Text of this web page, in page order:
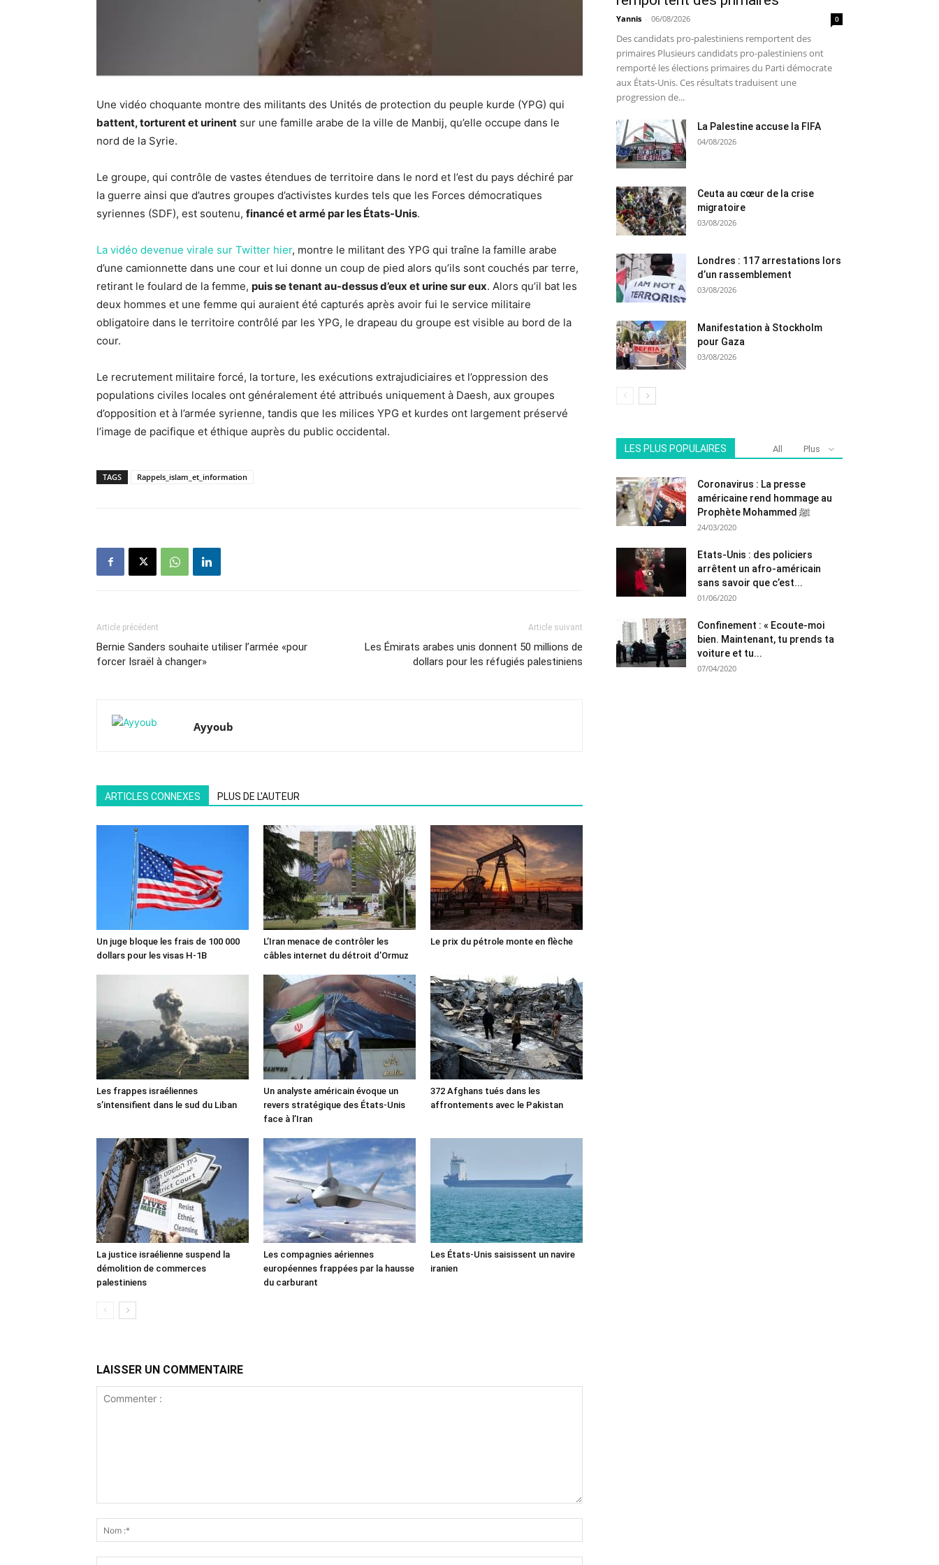
Une vidéo choquante montre des militants des Unités de protection du peuple kurde (YPG) qui
battent, torturent et urinent sur une famille arabe de la ville de Manbij, qu’elle occupe dans le
nord de la Syrie.
Le groupe, qui contrôle de vastes étendues de territoire dans le nord et l’est du pays déchiré par
la guerre ainsi que d’autres groupes d’activistes kurdes tels que les Forces démocratiques
syriennes (SDF), est soutenu, financé et armé par les États-Unis.
La vidéo devenue virale sur Twitter hier, montre le militant des YPG qui traîne la famille arabe
d’une camionnette dans une cour et lui donne un coup de pied alors qu’ils sont couchés par terre,
retirant le foulard de la femme, puis se tenant au-dessus d’eux et urine sur eux. Alors qu’il bat les
deux hommes et une femme qui auraient été capturés après avoir fui le service militaire
obligatoire dans le territoire contrôlé par les YPG, le drapeau du groupe est visible au bord de la
cour.
Le recrutement militaire forcé, la torture, les exécutions extrajudiciaires et l’oppression des
populations civiles locales ont généralement été attribués uniquement à Daesh, aux groupes
d’opposition et à l’armée syrienne, tandis que les milices YPG et kurdes ont largement préservé
l’image de pacifique et éthique auprès du public occidental.
TAGS Rappels_islam_et_information
Article précédent
Bernie Sanders souhaite utiliser l’armée «pour
forcer Israël à changer»
Article suivant
Les Émirats arabes unis donnent 50 millions de
dollars pour les réfugiés palestiniens
Ayyoub
ARTICLES CONNEXES PLUS DE L'AUTEUR
Un juge bloque les frais de 100 000
dollars pour les visas H-1B
L’Iran menace de contrôler les
câbles internet du détroit d’Ormuz
Le prix du pétrole monte en flèche
Les frappes israéliennes
s’intensifient dans le sud du Liban
Un analyste américain évoque un
revers stratégique des États-Unis
face à l’Iran
372 Afghans tués dans les
affrontements avec le Pakistan
La justice israélienne suspend la
démolition de commerces
palestiniens
Les compagnies aériennes
européennes frappées par la hausse
du carburant
Les États-Unis saisissent un navire
iranien
LAISSER UN COMMENTAIRE
Yannis - 06/08/2026 0
Des candidats pro-palestiniens remportent des
primaires Plusieurs candidats pro-palestiniens ont
remporté les élections primaires du Parti démocrate
aux États-Unis. Ces résultats traduisent une
progression de...
La Palestine accuse la FIFA
04/08/2026
Ceuta au cœur de la crise
migratoire
03/08/2026
Londres : 117 arrestations lors
d’un rassemblement
03/08/2026
Manifestation à Stockholm
pour Gaza
03/08/2026
LES PLUS POPULAIRES All Plus
Coronavirus : La presse
américaine rend hommage au
Prophète Mohammed ﷺ
24/03/2020
Etats-Unis : des policiers
arrêtent un afro-américain
sans savoir que c’est...
01/06/2020
Confinement : « Ecoute-moi
bien. Maintenant, tu prends ta
voiture et tu...
07/04/2020